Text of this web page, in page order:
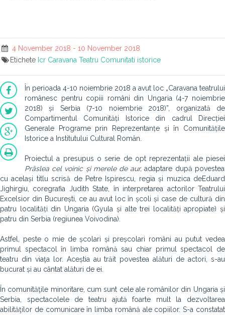
4 November 2018 - 10 November 2018
Etichete Icr Caravana Teatru Comunitati istorice
În perioada 4-10 noiembrie 2018 a avut loc „Caravana teatrului
românesc pentru copiii români din Ungaria (4-7 noiembrie
2018) și Serbia (7-10 noiembrie 2018)”, organizată de
Compartimentul Comunități Istorice din cadrul Direcției
Generale Programe prin Reprezentanțe și în Comunitățile
Istorice a Institutului Cultural Român.
Proiectul a presupus o serie de opt reprezentații ale piesei
Prâslea cel voinic și merele de aur, adaptare după povestea
cu același titlu scrisă de Petre Ispirescu, regia și muzica deEduard
Jighirgiu, coregrafia Judith State, în interpretarea actorilor Teatrului
Excelsior din București, ce au avut loc în școli și case de cultură din
patru localități din Ungaria (Gyula și alte trei localități apropiate) și
patru din Serbia (regiunea Voivodina).
Astfel, peste o mie de școlari și preșcolari români au putut vedea
primul spectacol în limba română sau chiar primul spectacol de
teatru din viaţa lor. Aceștia au trăit povestea alături de actori, s-au
bucurat și au cântat alături de ei.
În comunităţile minoritare, cum sunt cele ale românilor din Ungaria și
Serbia, spectacolele de teatru ajută foarte mult la dezvoltarea
abilităţilor de comunicare în limba română ale copiilor. S-a constatat